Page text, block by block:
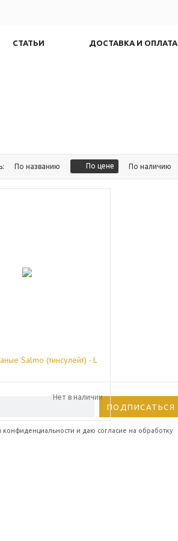
СТАТЬИ ДОСТАВКА И ОПЛАТА
По названию По цене По наличию
Salmo (тинсулейт) - L
Нет в наличии
и даю согласие на обработку